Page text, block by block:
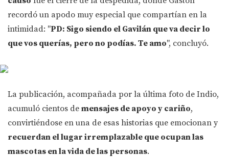
recordó un apodo muy especial que compartían en la
intimidad: "PD: Sigo siendo el Gavilán que va decir lo
que vos querías, pero no podías. Te amo", concluyó.
La publicación, acompañada por la última foto de Indio,
acumuló cientos de mensajes de apoyo y cariño,
convirtiéndose en una de esas historias que emocionan y
recuerdan el lugar irremplazable que ocupan las
mascotas en la vida de las personas.